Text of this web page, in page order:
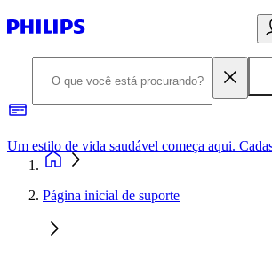
Página inicial de suporte